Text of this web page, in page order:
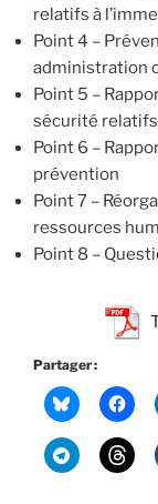
relatifs à
Point 4 –
administration
Point 5 –
sécurité relatifs
Point 6 –
prévention
Point 7 –
ressources
Point 8 –
Partager :